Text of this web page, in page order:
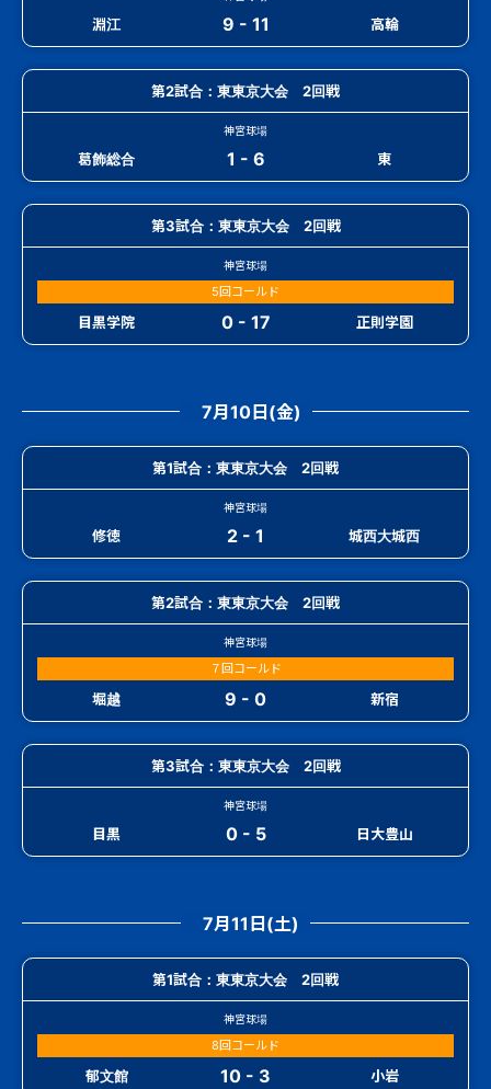
淵江 9 - 11 高輪
第2試合：東東京大会 2回戦
神宮球場
葛飾総合 1 - 6 東
第3試合：東東京大会 2回戦
神宮球場
5回コールド
目黒学院 0 - 17 正則学園
7月10日(金)
第1試合：東東京大会 2回戦
神宮球場
修徳 2 - 1 城西大城西
第2試合：東東京大会 2回戦
神宮球場
７回コールド
堀越 9 - 0 新宿
第3試合：東東京大会 2回戦
神宮球場
目黒 0 - 5 日大豊山
7月11日(土)
第1試合：東東京大会 2回戦
神宮球場
8回コールド
郁文館 10 - 3 小岩